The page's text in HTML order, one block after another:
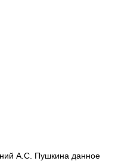
А.С. Пушкина данное